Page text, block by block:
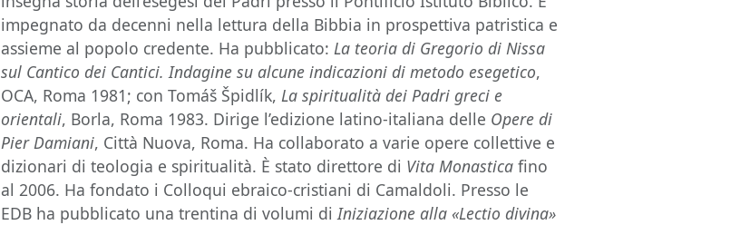
impegnato da decenni nella lettura della Bibbia in prospettiva patristica e
assieme al popolo credente. Ha pubblicato:La teoria di Gregorio di Nissa
sul Cantico dei Cantici. Indagine su alcune indicazioni di metodo esegetico,
OCA, Roma 1981; con Tomáš Špidlík,La spiritualità dei Padri greci e
orientali, Borla, Roma 1983. Dirige l’edizione latino-italiana delle Opere di
Pier Damiani, Città Nuova, Roma. Ha collaborato a varie opere collettive e
dizionari di teologia e spiritualità. È stato direttore di Vita Monastica fino
al 2006. Ha fondato i Colloqui ebraico-cristiani di Camaldoli. Presso le
EDB ha pubblicato una trentina di volumi diIniziazione alla «Lectio divina»